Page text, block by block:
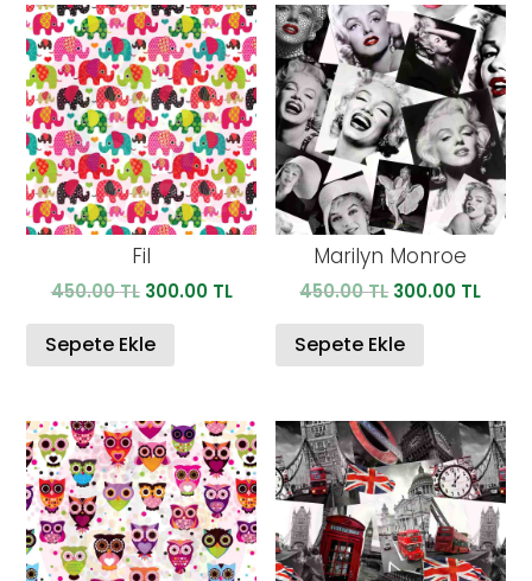
Fil
450.00TL Orijinal
450.00 TL.
300.00 TLŞu
300.00 TL.
Sepete Ekle
Marilyn Monroe
450.00TL Orijinal
450.00 TL.
300.00 TLŞu
Sepete Ekle